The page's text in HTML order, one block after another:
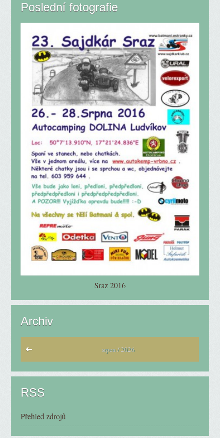
Poslední fotografie
Sraz 2016
Archiv
srpen / 2026
RSS
Přehled zdrojů